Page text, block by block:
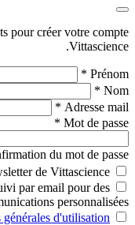
pour créer votre compte
Vittascience.
Prénom
*
Nom
*
Adresse mail
*
Mot de passe
*
du mot de passe
de Vittascience.
par email pour des
personnalisées
d'utilisation